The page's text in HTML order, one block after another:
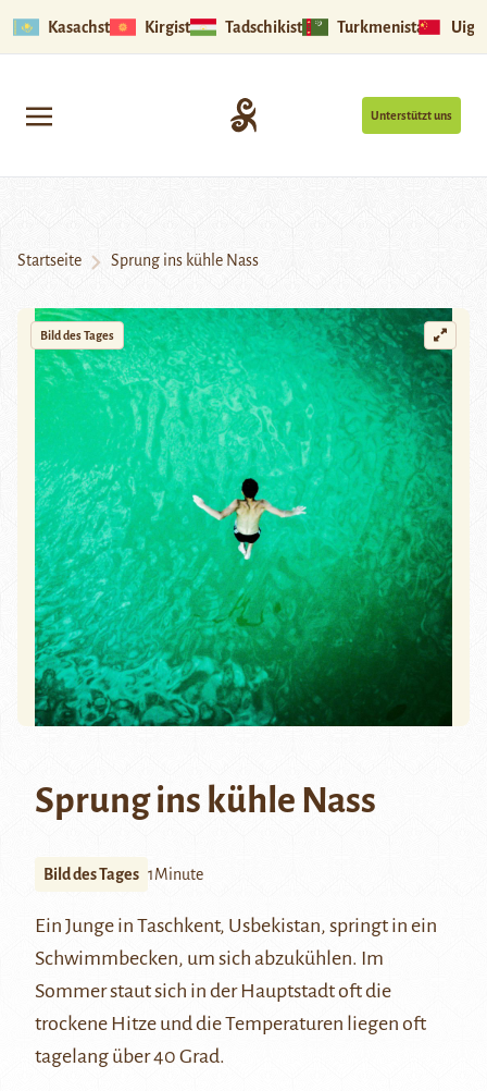
Kasachstan Kirgistan Tadschikistan Turkmenistan
Unterstützt uns
Startseite Sprung ins kühle Nass
Bild des Tages
Sprung ins kühle Nass
Bild des Tages 1Minute
Ein Junge in Taschkent, Usbekistan, springt in ein
Schwimmbecken, um sich abzukühlen. Im
Sommer staut sich in der Hauptstadt oft die
trockene Hitze und die Temperaturen liegen oft
tagelang über 40 Grad.